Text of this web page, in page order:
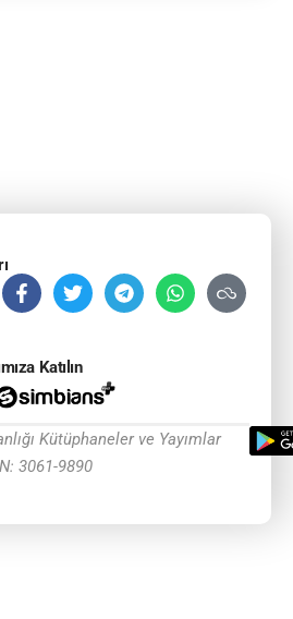
Katılın
Kütüphaneler ve Yayımlar
3061-9890